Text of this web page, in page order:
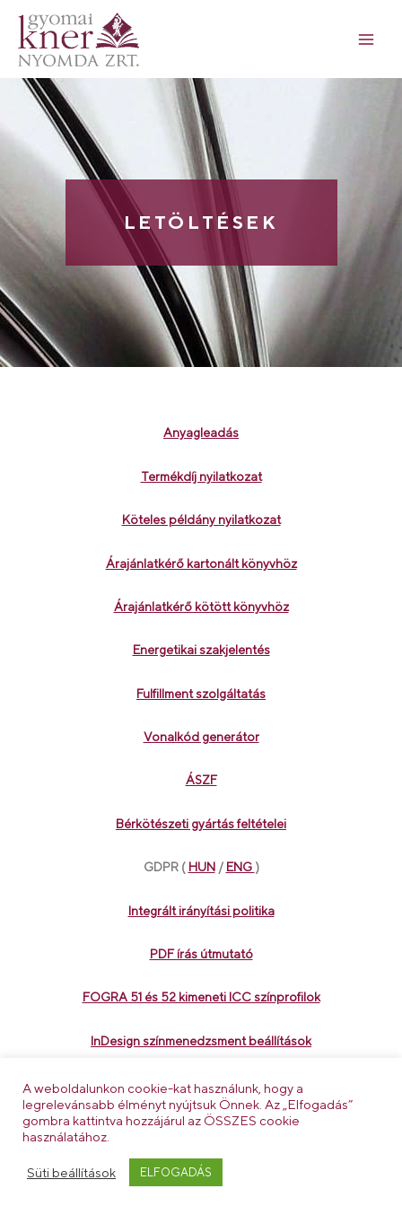
LETÖLTÉSEK
Anyagleadás
Termékdíj nyilatkozat
Köteles példány nyilatkozat
Árajánlatkérő kartonált könyvhöz
Árajánlatkérő kötött könyvhöz
Energetikai szakjelentés
Fulfillment szolgáltatás
Vonalkód generátor
ÁSZF
Bérkötészeti gyártás feltételei
GDPR( HUN/ ENG )
Integrált irányítási politika
PDF írás útmutató
FOGRA 51 és 52 kimeneti ICC színprofilok
InDesign színmenedzsment beállítások
InDesign Adobe PDF export beállítások
Belső-visszaélés bejelentési rendszer
A weboldalunkon cookie-kat használunk, hogy a
legrelevánsabb élményt nyújtsuk Önnek. Az „Elfogadás”
gombra kattintva hozzájárul az ÖSSZES cookie
használatához.
Süti beállítások ELFOGADÁS